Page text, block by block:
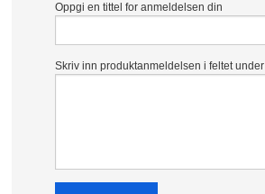
Oppgi en tittel for anmeldelsen din
Skriv inn produktanmeldelsen i feltet under